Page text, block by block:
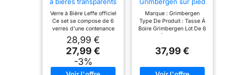
Verre à Bière Leffe officiel
Ce set se compose de 6
verres d'une contenance
de 33 Cl Fabriqué en
Belgique en verre
résistant au Lave Vaisselle
Collection Belgian Beer
28,99 €
27,99 €
-3%
Marque : Grimbergen
Type De Produit : Tasse À
Boire Grimbergen Lot De 6
37,99 €